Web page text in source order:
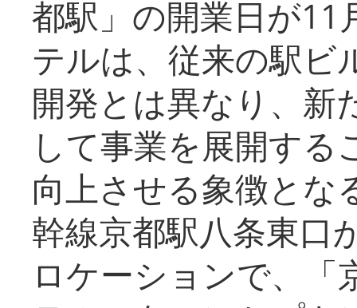
都駅」の開業日が11
テルは、従来の駅ビ
開発とは異なり、新
して事業を展開する
向上させる象徴とな
幹線京都駅八条東口
ロケーションで、「